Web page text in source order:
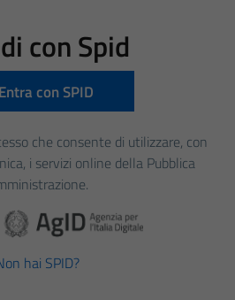
con Spid
Entra con SPID
che consente di utilizzare, con
i servizi online della Pubblica
hai SPID?